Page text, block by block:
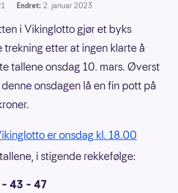
Endret: 2. januar 2023
i Vikinglotto gjør et byks
etter at ingen klarte å
tallene onsdag 10. mars. Øverst
onsdagen lå en fin pott på
er onsdag kl. 18.00
i stigende rekkefølge:
43 – 47